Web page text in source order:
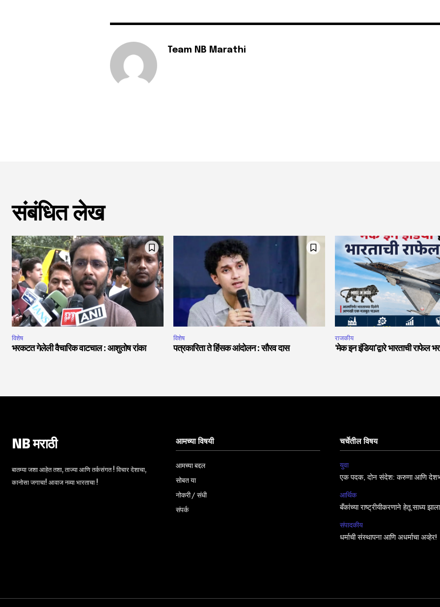
Team NB Marathi
संबंधित लेख
विशेष
भरकटत गेलेली वैचारिक वाटचाल : आशुतोष रांका
विशेष
पत्रकारिता ते हिंसक आंदोलन : सौरव दास
राजकीय
‘मेक इन इंडिया’द्वारे भारताची राफेल
NB मराठी
बातम्या जशा आहेत तशा, ताज्या आणि तर्कसंगत ! विचार देशाचा,
कानोसा जगाचा! आवाज नव्या भारताचा !
आमच्या विषयी
आमच्या बद्दल
सोबत या
नोकरी / संधी
संपर्क
चर्चेतील विषय
युवा
एक पदक, दोन संदेश: करुणा आणि
आर्थिक
बँकांच्या राष्ट्रीयीकरणाने हेतू साध्य
संपादकीय
धर्माची संस्थापना आणि अधर्माचा अव्हेर!